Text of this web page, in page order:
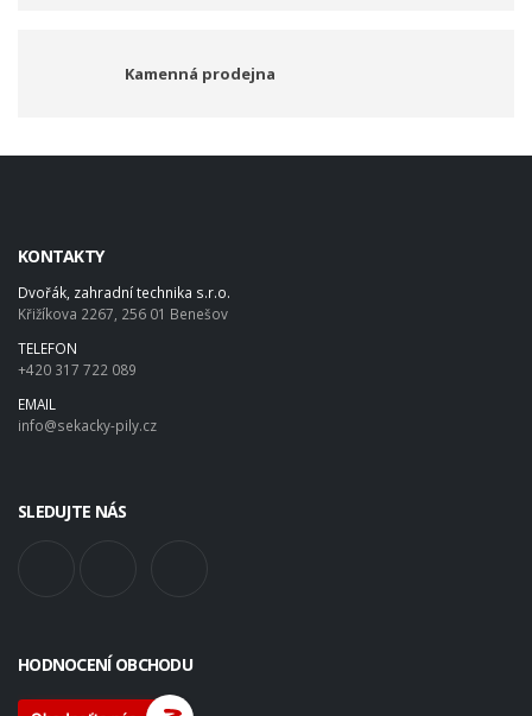
Kamenná prodejna
KONTAKTY
Dvořák, zahradní technika s.r.o.
Křižíkova 2267, 256 01 Benešov
TELEFON
+420 317 722 089
EMAIL
info@sekacky-pily.cz
SLEDUJTE NÁS
HODNOCENÍ OBCHODU